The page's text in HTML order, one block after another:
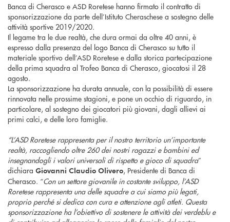
Banca di Cherasco e ASD Roretese hanno firmato il contratto di
sponsorizzazione da parte dell’Istituto Cheraschese a sostegno delle
attività sportive 2019/2020.
Il legame tra le due realtà, che dura ormai da oltre 40 anni, è
espresso dalla presenza del logo Banca di Cherasco su tutto il
materiale sportivo dell’ASD Roretese e dalla storica partecipazione
della prima squadra al Trofeo Banca di Cherasco, giocatosi il 28
agosto.
La sponsorizzazione ha durata annuale, con la possibilità di essere
rinnovata nelle prossime stagioni, e pone un occhio di riguardo, in
particolare, al sostegno dei giocatori più giovani, dagli allievi ai
primi calci, e delle loro famiglie.
“L’ASD Roretese rappresenta per il nostro territorio un’importante
realtà, raccogliendo oltre 260 dei nostri ragazzi e bambini ed
insegnandogli i valori universali di rispetto e gioco di squadra”
dichiara Giovanni Claudio Olivero, Presidente di Banca di
Cherasco. “Con un settore giovanile in costante sviluppo, l’ASD
Roretese rappresenta una delle squadre a cui siamo più legati,
proprio perché si dedica con cura e attenzione agli atleti. Questa
sponsorizzazione ha l’obiettivo di sostenere le attività dei verdeblu e